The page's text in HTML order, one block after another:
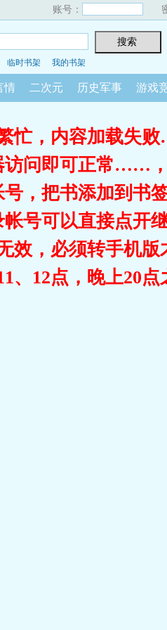
账号：
临时书架 我的书架
情 二次元 历史军事 游戏
忙，内容加载失
访问即可正常……
，把书添加到书签
号可以直接点开
效，必须转手机版
、12点，晚上20点